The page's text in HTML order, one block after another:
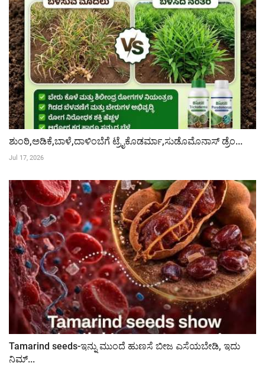
ಶುಂಠಿ,ಅಡಿಕೆ,ಬಾಳೆ,ದಾಳಿಂಬೆಗೆ ಟ್ರೈಕೊಡರ್ಮಾ,ಸುಡೊಮೊನಾಸ್ ಡ್ರೆಂ...
Jul 17, 2026
Tamarind seeds-ಇನ್ನು ಮುಂದೆ ಹುಣಸೆ ಬೀಜ ಎಸೆಯಬೇಡಿ, ಇದು
ನಿಮ್...